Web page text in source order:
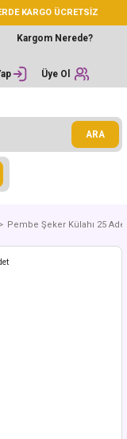
KARGO ÜCRETSİZ
Kargom Nerede?
Üye Ol
ARA
Pembe Şeker Külahı 25